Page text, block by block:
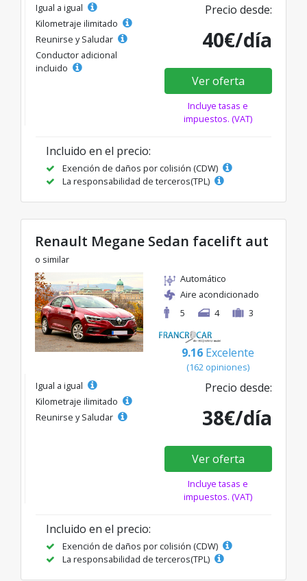
Igual a igual
Kilometraje ilimitado
Reunirse y Saludar
Conductor adicional
incluido
Precio desde:
40€/día
Ver oferta
Incluye tasas e
impuestos. (VAT)
Incluido en el precio:
Exención de daños por colisión (CDW)
La responsabilidad de terceros(TPL)
Renault Megane Sedan facelift aut
o similar
Automático
Aire acondicionado
5
4 3
9.16 Excelente
(162 opiniones)
Igual a igual
Kilometraje ilimitado
Reunirse y Saludar
Precio desde:
38€/día
Ver oferta
Incluye tasas e
impuestos. (VAT)
Incluido en el precio:
Exención de daños por colisión (CDW)
La responsabilidad de terceros(TPL)